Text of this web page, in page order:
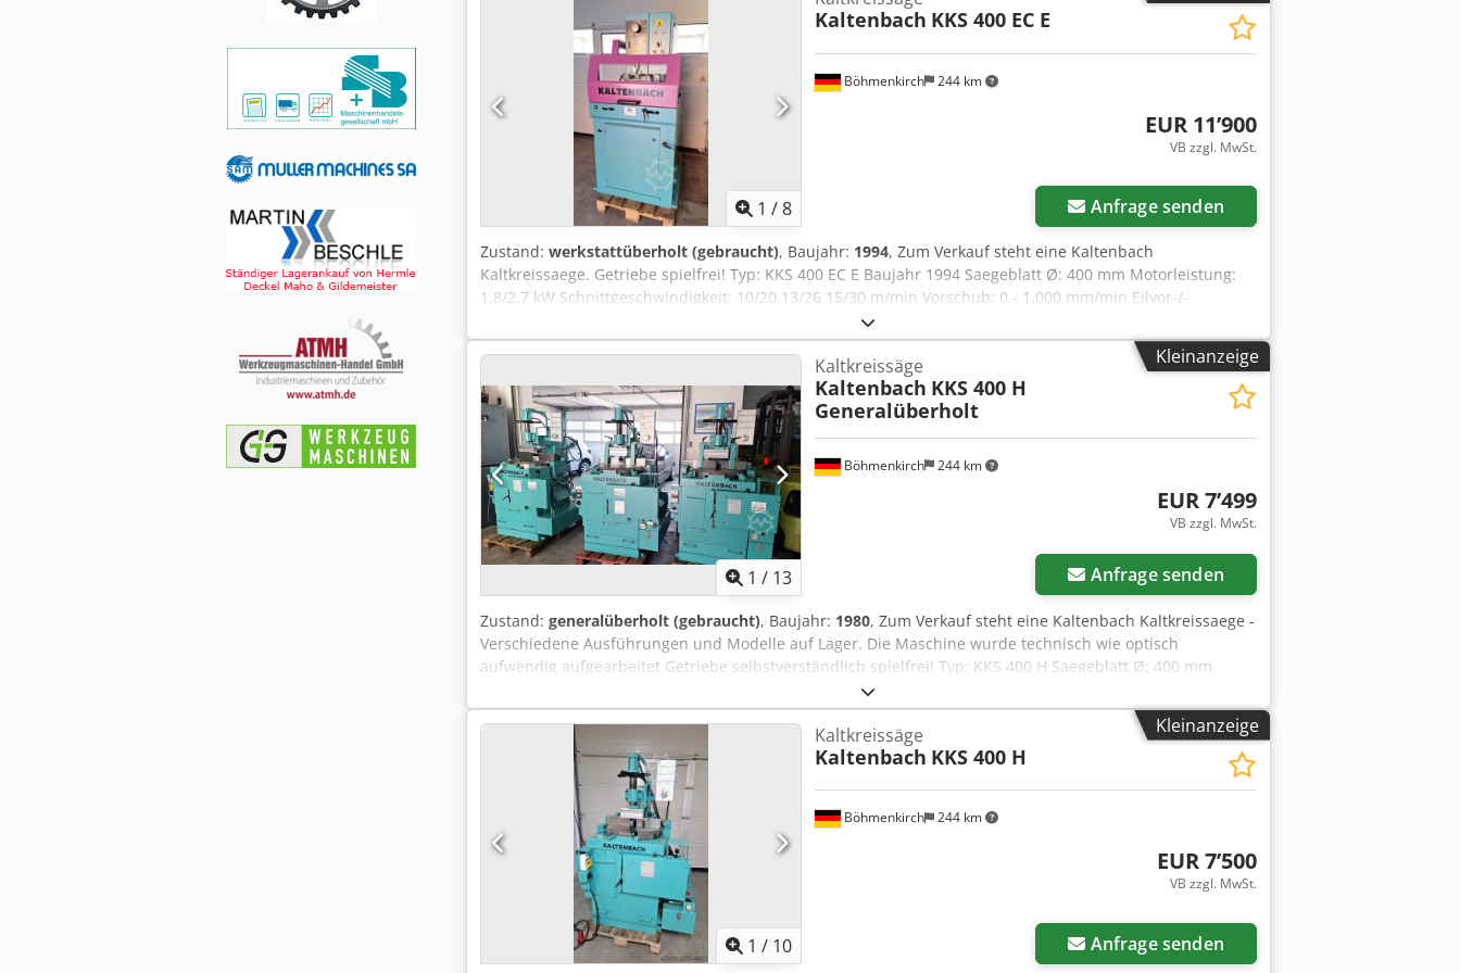
Sägetisch für Gehrungsschnitte sowie eine Kühlmitteleinrichtung. Sägeblattdurchmesser standardmäßig
400 mm, Schnittgeschwindigkeit frequenzgeregelt von 6 bis 30 m/min. Maschinensteuerung und Elektrik
wurden modernisiert. Crsdpozmf H Tjfx Amasf
1 /8
Böhmenkirch 244 km
Kaltenbach KKS 400 EC E
EUR 11’900
VB zzgl. MwSt.
Anfrage senden
Zustand: werkstattüberholt (gebraucht), Baujahr: 1994, Zum Verkauf steht eine Kaltenbach
Kaltkreissaege. Getriebe spielfrei! Typ: KKS 400 EC E Baujahr 1994 Saegeblatt Ø: 400 mm Motorleistung:
1,8/2,7 kW Schnittgeschwindigkeit: 10/20 13/26 15/30 m/min Vorschub: 0 - 1.000 mm/min Eilvor-/-
Ruecklauf: 1.550 mm/min Arbeitsbereich max.: 130 mm Arbeitsbereich Vierkantmaterial: 120 mm
Arbeitsbereich Flachmaterial: 305 x 20 mm Arbeitsbereich Rundmaterial: 130 mm Arbeitsbereich min.: 10
x 10 mm Gehrungsbereich: 0° - 90° - 0° Masse LxBxH: 1.080 x 900 x 1.760 mm Gewicht: 900 kg
Besichtigung / Abholung in 89558 Boehmenkirch Versand auf Anfrage moeglich Stapler zum Verladen
vorhanden. Crjdpfx Amjzlm R Rsasf
Kleinanzeige
1 / 13
Böhmenkirch 244 km
Kaltkreissäge
Kaltenbach KKS 400 H
Generalüberholt
EUR 7’499
VB zzgl. MwSt.
Anfrage senden
Zustand: generalüberholt (gebraucht), Baujahr: 1980, Zum Verkauf steht eine Kaltenbach Kaltkreissaege -
Verschiedene Ausführungen und Modelle auf Lager. Die Maschine wurde technisch wie optisch
aufwendig aufgearbeitet Getriebe selbstverständlich spielfrei! Typ: KKS 400 H Saegeblatt Ø: 400 mm
Motorleistung: 1,8/2,7 kW Schnittgeschwindigkeit: 10/20 13/26 15/30 m/min Vorschub: 0 - 1.000 mm/min
Eilvor-/-Ruecklauf: 1.550 mm/min Arbeitsbereich max.: 130 mm Arbeitsbereich Vierkantmaterial: 120 mm
Arbeitsbereich Flachmaterial: 305 x 20 mm Arbeitsbereich Rundmaterial: 130 mm Arbeitsbereich min.: 10
x 10 mm Gehrungsbereich: 0° - 90° - 0° Masse LxBxH: 1.080 x 900 x 1.760 mm Gewicht: 850 kg Cedpfx Aozk
U Afjmaorf Besichtigung / Abholung in 89558 Boehmenkirch Versand auf Anfrage moeglich Stapler zum
Verladen vorhanden.
Kleinanzeige
1 / 10
Böhmenkirch 244 km
Kaltkreissäge
Kaltenbach KKS 400 H
EUR 7’500
VB zzgl. MwSt.
Anfrage senden